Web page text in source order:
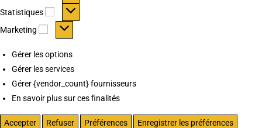
Statistiques Statistiques
Marketing Marketing
Gérer les options
Gérer les services
Gérer {vendor_count} fournisseurs
En savoir plus sur ces finalités
Accepter Refuser Préférences
Enregistrer les préférences